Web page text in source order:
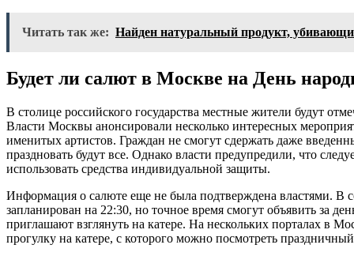
Читать так же: Найден натуральный продукт,
Будет ли салют в Москве на День
В столице российского государства местные жители будут
Власти Москвы анонсировали несколько интересных
именитых артистов. Граждан не смогут сдержать даже
праздновать будут все. Однако власти предупредили, что
использовать средства индивидуальной защиты.
Информация о салюте еще не была подтверждена властями. В
запланирован на 22:30, но точное время смогут объявить за
приглашают взглянуть на катере. На нескольких порталах в
прогулку на катере, с которого можно посмотреть